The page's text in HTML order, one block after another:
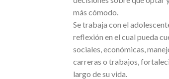
más cómodo.
Se trabaja con el
reflexión en el cual pueda
sociales, económicas,
carreras o trabajos,
largo de su vida.